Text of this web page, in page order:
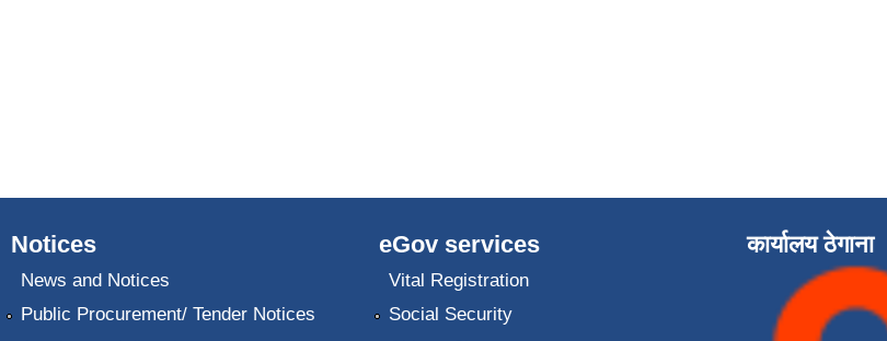
Notices
News and Notices
Public Procurement/ Tender Notices
eGov services
Vital Registration
Social Security
कार्यालय ठेगाना